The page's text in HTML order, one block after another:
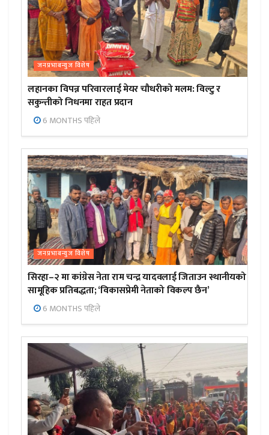
जनप्रभाबन्युज विशेष
लहानका विपन्न परिवारलाई मेयर चौधरीको मलम: विल्टु र
सकुन्तीको निधनमा राहत प्रदान
6 MONTHS पहिले
जनप्रभाबन्युज विशेष
सिरहा–२ मा कांग्रेस नेता राम चन्द्र यादवलाई जिताउन स्थानीयको
सामूहिक प्रतिबद्धता; ‘विकासप्रेमी नेताको विकल्प छैन’
6 MONTHS पहिले